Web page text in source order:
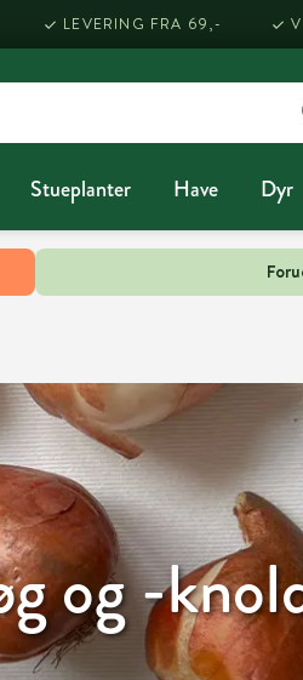
LEVERING FRA 69,-
Stueplanter Have Dyr
og -